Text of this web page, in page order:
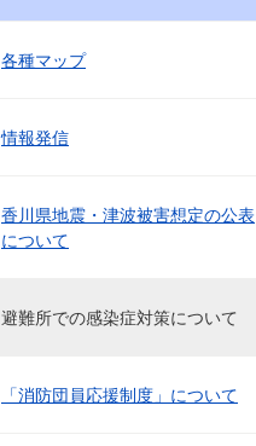
各種マップ
情報発信
香川県地震・津波被害想定の公表
について
避難所での感染症対策について
「消防団員応援制度」について